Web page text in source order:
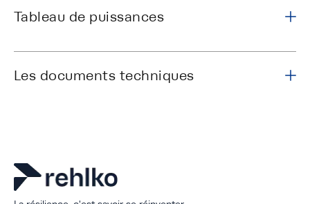
Tableau de puissances
Les documents techniques